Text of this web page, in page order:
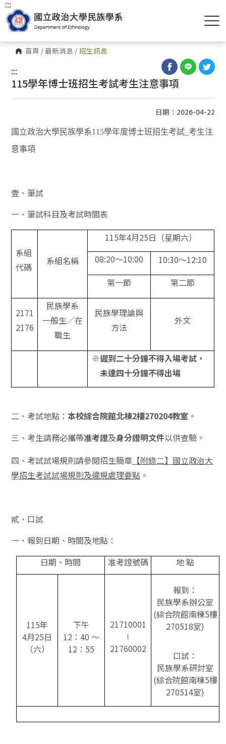
首頁 /最新消息 / 招生訊息
:::
:::
115學年博士班招生考試考生注意事項
日期：2026-04-22
國立政治大學民族學系115學年度博士班招生考試_考生注
意事項
壹、筆試
一、筆試科目及考試時間表
系組
代碼
系組名稱
115年4月25日（星期六）
08:20～10:00
10:30～12:10
第一節
第二節
2171
2176
民族學系
一般生／在
職生
民族學理論與
方法
外文
※遲到二十分鐘不得入場考試，
未達四十分鐘不得出場
二、考試地點：本校綜合院館北棟2樓270204教室 。
三、考生請務必攜帶准考證及身分證明文件以供查驗。
四、考試試場規則請參閱招生簡章 【附錄二】國立政治大
學招生考試試場規則及違規處理要點 。
貳、口試
一、報到日期、時間及地點：
日期、時間
准考證號碼 地 點
115年
4月25日
（六）
下午
12：40 ～
12：55
21710001
∣
21760002
報到：
民族學系辦公室
(綜合院館南棟5樓
270518室)
口試：
民族學系研討室
(綜合院館南棟5樓
270514室)